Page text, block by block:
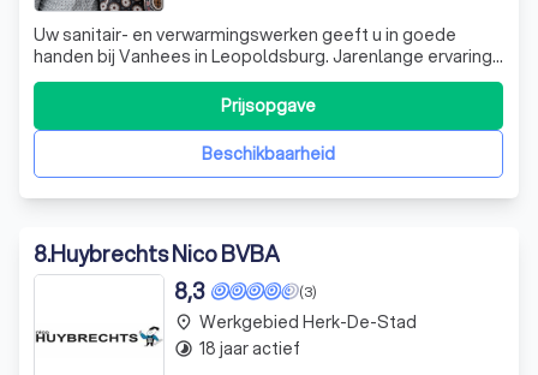
Uw sanitair- en verwarmingswerken geeft u in goede
handen bij Vanhees in Leopoldsburg. Jarenlange ervaring
in de sector, vakkennis en juiste werkmentaliteit staan
garant voor een professionele aanpak. Door de jaren heen
hebben we met veel aandacht de vele vernieuwende
trends in badkamerinrichtingen
Beschikbaarheid
Prijsopgave
8.Huybrechts Nico BVBA
(3)
8,3
place Werkgebied Herk-De-Stad
timelapse 18 jaar actief